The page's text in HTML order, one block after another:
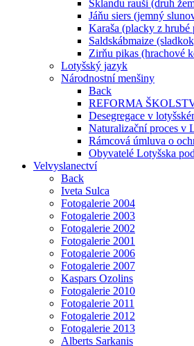
Sklandu rauši (druh
Jáňu siers (jemný
Karaša (placky z
Saldskábmaize
Zirňu pikas (hrachové
Lotyšský jazyk
Národnostní menšiny
Back
REFORMA
Desegregace v
Naturalizační proces v
Rámcová úmluva o
Obyvatelé Lotyšska
Velvyslanectví
Back
Iveta Sulca
Fotogalerie 2004
Fotogalerie 2003
Fotogalerie 2002
Fotogalerie 2001
Fotogalerie 2006
Fotogalerie 2007
Kaspars Ozolins
Fotogalerie 2010
Fotogalerie 2011
Fotogalerie 2012
Fotogalerie 2013
Alberts Sarkanis